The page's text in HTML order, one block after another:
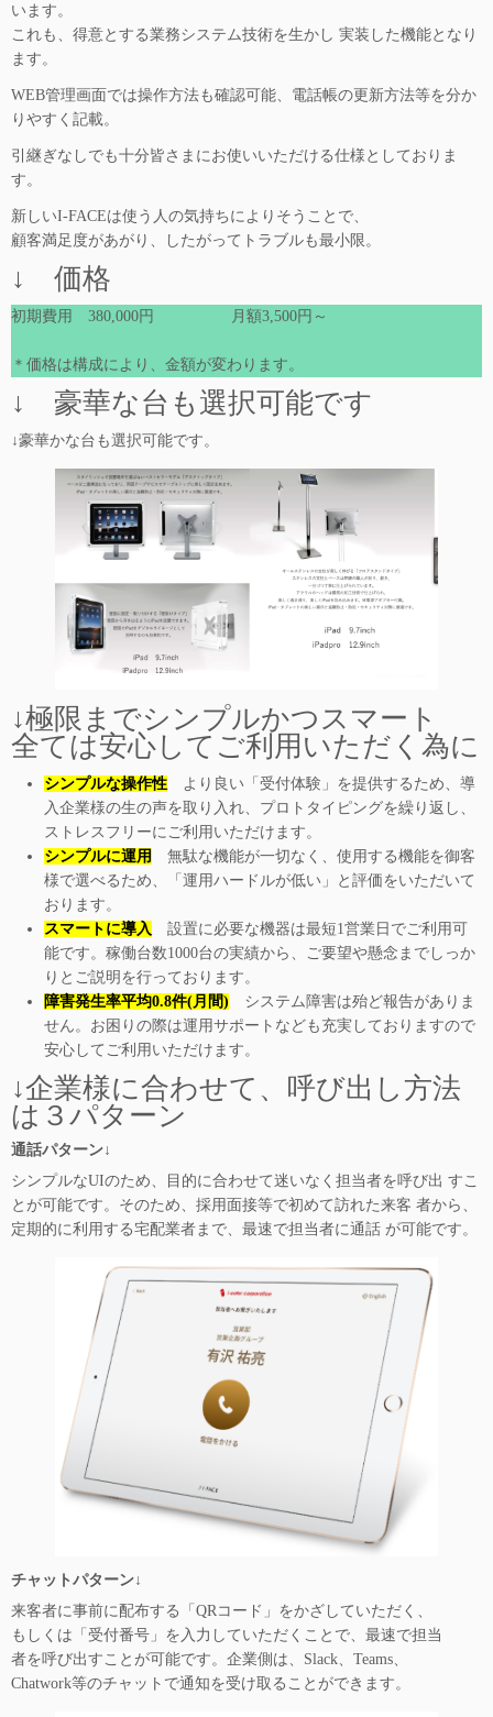
います。
これも、得意とする業務システム技術を生かし 実装した機能となり
ます。
WEB管理画面では操作方法も確認可能、電話帳の更新方法等を分か
りやすく記載。
引継ぎなしでも十分皆さまにお使いいただける仕様としておりま
す。
新しいI-FACEは使う人の気持ちによりそうことで、
顧客満足度があがり、したがってトラブルも最小限。
↓ 価格
初期費用 380,000円 月額3,500円～
＊価格は構成により、金額が変わります。
↓ 豪華な台も選択可能です
↓豪華かな台も選択可能です。
↓極限までシンプルかつスマート
全ては安心してご利用いただく為に
シンプルな操作性 より良い「受付体験」を提供するため、導
入企業様の生の声を取り入れ、プロトタイピングを繰り返し、
ストレスフリーにご利用いただけます。
シンプルに運用
無駄な機能が一切なく、使用する機能を御客
様で選べるため、「運用ハードルが低い」と評価をいただいて
おります。
スマートに導入
設置に必要な機器は最短1営業日でご利用可
能です。稼働台数1000台の実績から、ご要望や懸念までしっか
りとご説明を行っております。
障害発生率平均0.8件(月間) システム障害は殆ど報告がありま
せん。お困りの際は運用サポートなども充実しておりますので
安心してご利用いただけます。
↓企業様に合わせて、呼び出し方法
は３パターン
通話パターン↓
シンプルなUIのため、目的に合わせて迷いなく担当者を呼び出 すこ
とが可能です。そのため、採用面接等で初めて訪れた来客 者から、
定期的に利用する宅配業者まで、最速で担当者に通話 が可能です。
チャットパターン↓
来客者に事前に配布する「QRコード」をかざしていただく、
もしくは「受付番号」を入力していただくことで、最速で担当
者を呼び出すことが可能です。企業側は、Slack、Teams、
Chatwork等のチャットで通知を受け取ることができます。